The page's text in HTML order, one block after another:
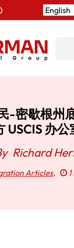
-密歇根州
USCIS 办公
Richard
Articles, 1